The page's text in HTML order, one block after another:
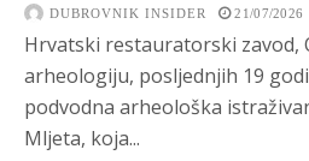
DUBROVNIK INSIDER 21/07/2026
Hrvatski restauratorski zavod,
arheologiju, posljednjih 19
podvodna arheološka
Mljeta, koja...